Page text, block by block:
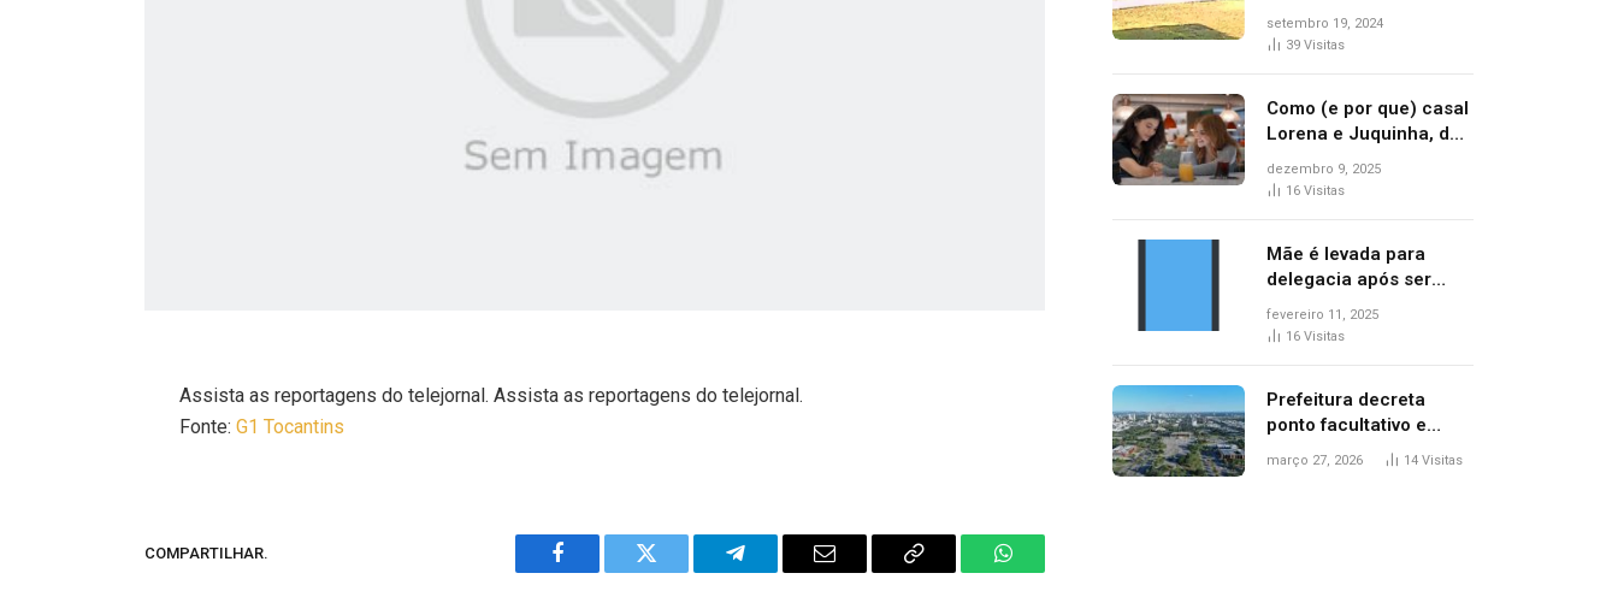
Assista as reportagens do telejornal. Assista as reportagens do telejornal.
Fonte:G1 Tocantins
COMPARTILHAR.
Facebook Twitter Telegram Email
Copy
WhatsApp
delegado aposentado
durante confusão no
setembro 19, 2024
39 Visitas
Como (e por que) casal
Lorena e Juquinha, de
‘Três Graças’, ganhou
repercussão
dezembro 9, 2025
16 Visitas
Mãe é levada para
delegacia após ser
denunciada por maus-
tratos contra dois
fevereiro 11, 2025
16 Visitas
Prefeitura decreta
ponto facultativo e
servidores públicos
março 27, 2026 14 Visitas